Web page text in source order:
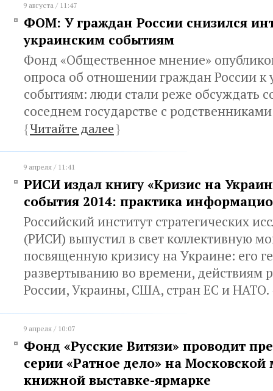
9 августа / 11:47
ФОМ: У граждан России снизился
украинским событиям
Фонд «Общественное мнение»
опроса об отношении граждан России к
событиям: люди стали реже обсуждать
соседнем государстве с
{Читайте далее}
9 апреля / 11:41
РИСИ издал книгу «Кризис на
события 2014: практика
Российский институт стратегических
(РИСИ) выпустил в свет коллективную
посвященную кризису на Украине: его
развертыванию во времени, действиям
России, Украины, США, стран ЕС и НАТО.
9 апреля / 10:07
Фонд «Русские Витязи» проводит
серии «Ратное дело» на
книжной выставке-ярмарке